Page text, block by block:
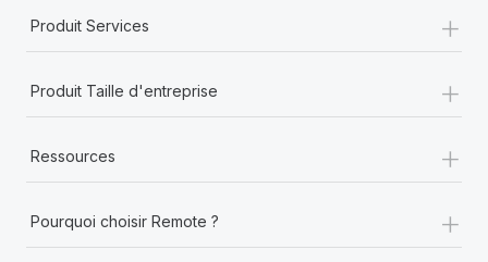
Produit Services +
Produit Taille d'entreprise +
Ressources +
Pourquoi choisir Remote ? +